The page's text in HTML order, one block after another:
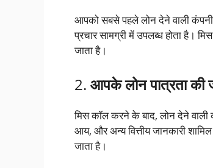
आपको सबसे पहले लोन देने वाली
प्रचार सामग्री में उपलब्ध होता है।
जाता है।
2. आपके लोन पात्रता की
मिस कॉल करने के बाद, लोन देने
आय, और अन्य वित्तीय जानकारी
जाता है।